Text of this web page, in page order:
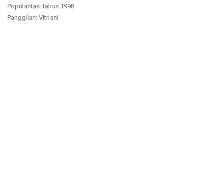
Popularitas: tahun 1998
Panggilan: Vitriani